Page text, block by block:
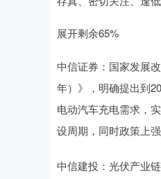
展开剩余65%
中信证券：国家发展
年）》，明确提出到
电动汽车充电需求，
设周期，同时政策上
中信建投：光伏产业